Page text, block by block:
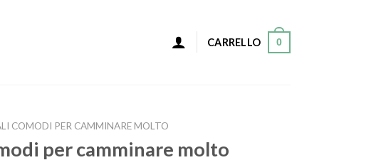
CARRELLO 0
COMODI PER CAMMINARE MOLTO
per camminare molto